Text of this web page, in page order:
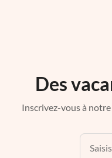
Des
Inscrivez-vous à